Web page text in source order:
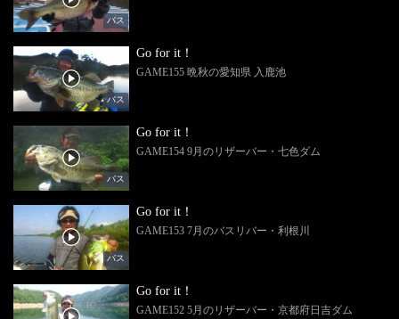
バス
バス
Go for it！
GAME155 晩秋の愛知県 入鹿池
バス
Go for it！
GAME154 9月のリザーバー・七色ダム
バス
Go for it！
GAME153 7月のバスリバー・利根川
Go for it！
GAME152 5月のリザーバー・京都府日吉ダム